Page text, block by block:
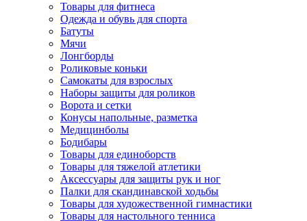
Товары для фитнеса
Одежда и обувь для спорта
Батуты
Мячи
Лонгборды
Роликовые коньки
Самокаты для взрослых
Наборы защиты для роликов
Ворота и сетки
Конусы напольные, разметка
Медицинболы
Бодибары
Товары для единоборств
Товары для тяжелой атлетики
Аксессуары для защиты рук и ног
Палки для скандинавской ходьбы
Товары для художественной гимнастики
Товары для настольного тенниса